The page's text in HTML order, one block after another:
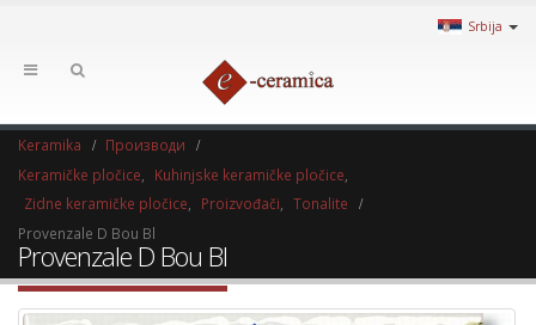
Srbija
Keramika
Производи
Keramičke pločice
Kuhinjske keramičke pločice
Zidne keramičke pločice
Proizvođači
Tonalite
Provenzale D Bou Bl
Provenzale D Bou Bl